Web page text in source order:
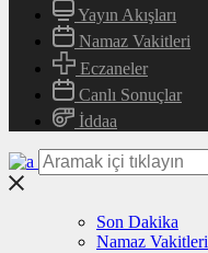
Yayın Akışları
Namaz Vakitleri
Eczaneler
Canlı Sonuçlar
İddaa
Son Dakika
Namaz Vakitleri